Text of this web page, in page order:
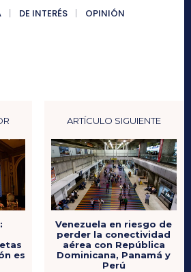
DE INTERÉS OPINIÓN
es
ARTÍCULO SIGUIENTE
Venezuela en riesgo de
perder la conectividad
aérea con República
Dominicana, Panamá y
Perú